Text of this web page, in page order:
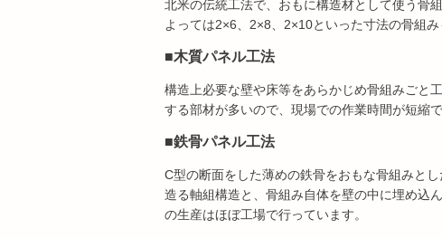
北米の伝統工法で、おもに構造材として使う骨
よっては2×6、2×8、2×10といった寸法の骨組
■木質パネル工法
構造上必要な壁や床等をあらかじめ骨組みごと
する部材が多いので、現場での作業時間が短縮で
■鉄骨パネル工法
C型の断面をした薄めの鉄骨をおもな骨組みと
造る軸組構造と、骨組み自体を壁の中に埋め込
の生産はほぼ工場で行っています。